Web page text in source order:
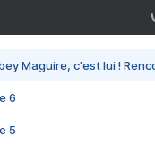
Maguire, c'est lui !
6
5